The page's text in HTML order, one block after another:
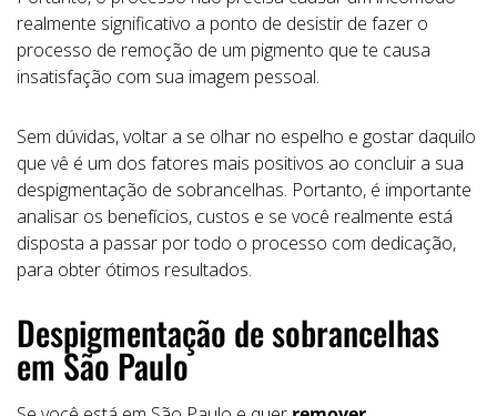
realmente significativo a ponto de desistir de fazer o
processo de remoção de um pigmento que te causa
insatisfação com sua imagem pessoal.
Sem dúvidas, voltar a se olhar no espelho e gostar daquilo
que vê é um dos fatores mais positivos ao concluir a sua
despigmentação de sobrancelhas. Portanto, é importante
analisar os benefícios, custos e se você realmente está
disposta a passar por todo o processo com dedicação,
para obter ótimos resultados.
Despigmentação de sobrancelhas
em São Paulo